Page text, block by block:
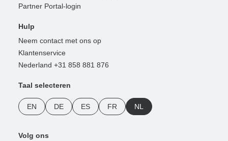
Partner Portal-login
Hulp
Neem contact met ons op
Klantenservice
Nederland +31 858 881 876
Taal selecteren
EN DE ES FR NL
Volg ons